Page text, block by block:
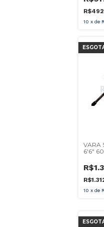
10 x de
VARA
6'6"
10 x de